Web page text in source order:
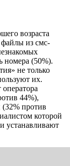
возраста
из смс-
номера (50%).
не только
их.
44%),
(32% против
которой
устанавливают